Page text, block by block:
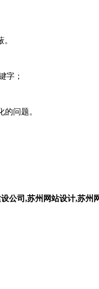
字；
问题。
公司,苏州网站设计,苏